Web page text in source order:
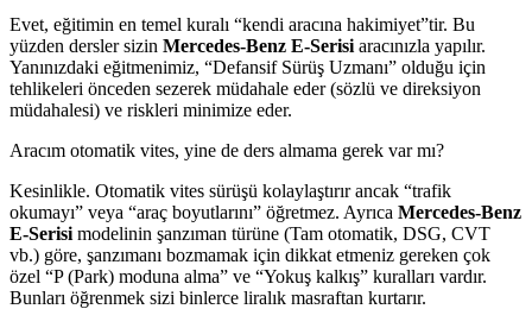
Evet, eğitimin en temel kuralı “kendi aracına hakimiyet”tir. Bu
yüzden dersler sizin Mercedes-Benz E-Serisi aracınızla yapılır.
Yanınızdaki eğitmenimiz, “Defansif Sürüş Uzmanı” olduğu için
tehlikeleri önceden sezerek müdahale eder (sözlü ve direksiyon
müdahalesi) ve riskleri minimize eder.
Aracım otomatik vites, yine de ders almama gerek var mı?
Kesinlikle. Otomatik vites sürüşü kolaylaştırır ancak “trafik
okumayı” veya “araç boyutlarını” öğretmez. Ayrıca Mercedes-Benz
E-Serisi modelinin şanzıman türüne (Tam otomatik, DSG, CVT
vb.) göre, şanzımanı bozmamak için dikkat etmeniz gereken çok
özel “P (Park) moduna alma” ve “Yokuş kalkış” kuralları vardır.
Bunları öğrenmek sizi binlerce liralık masraftan kurtarır.